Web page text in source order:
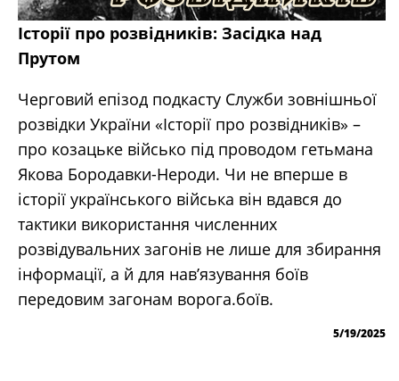
Історії про розвідників: Засідка над
Прутом
Черговий епізод подкасту Служби зовнішньої
розвідки України «Історії про розвідників» –
про козацьке військо під проводом гетьмана
Якова Бородавки-Нероди. Чи не вперше в
історії українського війська він вдався до
тактики використання численних
розвідувальних загонів не лише для збирання
інформації, а й для нав’язування боїв
передовим загонам ворога.боїв.
5/19/2025